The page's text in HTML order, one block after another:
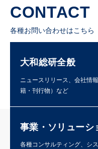
CONTACT
各種お問い合わせはこちら
大和総研全般
ニュースリリース、会社情
籍・刊行物）など
事業・ソリューシ
各種コンサルティング、シ